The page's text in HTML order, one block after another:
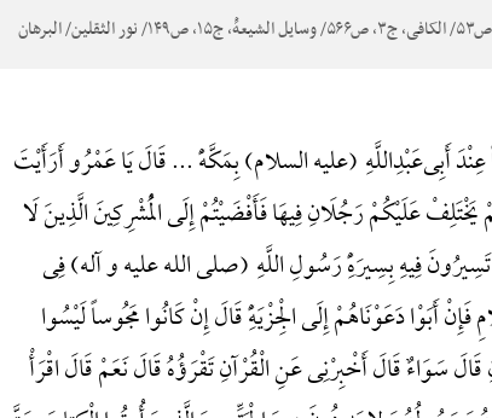
أَبِی‌عَبْدِ‌اللَّهِ (علیه السلام) بِمَکَّهًْ ... قَالَ یَا عَمْرُو أَ‌رَأَیْتَ
عَلَیْکُمْ رَجُلَانِ فِیهَا فَأَفْضَیْتُمْ إِلَی الْمُشْرِکِینَ الَّذِینَ لَا
فِیهِ بِسِیرَهًِْ رَسُولِ اللَّهِ (صلی الله علیه و آله) فِی
أَبَوْا دَعَوْنَاهُمْ إِلَی الْجِزْیَهًِْ قَالَ إِنْ کَانُوا مَجُوساً لَیْسُوا
سَوَاءٌ قَالَ أَخْبِرْنِی عَنِ الْقُرْآنِ تَقْرَؤُهُ قَالَ نَعَمْ قَالَ اقْرَأْ